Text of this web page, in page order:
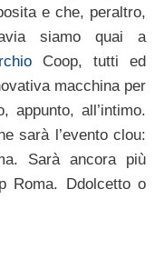
e che, peraltro,
siamo quai a
Coop, tutti ed
macchina per
appunto, all’intimo.
sarà l’evento clou:
Sarà ancora più
Roma. Ddolcetto o